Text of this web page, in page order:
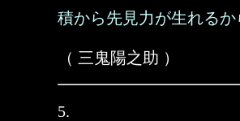
積から先見力が生れるか
（ 三鬼陽之助 ）
5.